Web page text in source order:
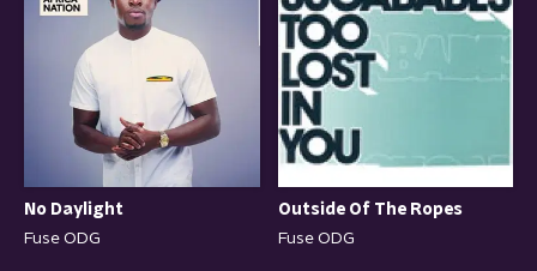
No Daylight
Fuse ODG
Outside Of The Ropes
Fuse ODG